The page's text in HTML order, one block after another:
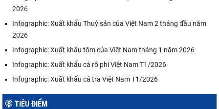
2026
Infographic: Xuất khẩu Thuỷ sản của Việt Nam 2 tháng đầu năm
2026
Infographic: Xuất khẩu tôm của Việt Nam tháng 1 năm 2026
Infographic: Xuất khẩu cá rô phi Việt Nam T1/2026
Infographic: Xuất khẩu cá tra Việt Nam T1/2026
TIÊU ĐIỂM